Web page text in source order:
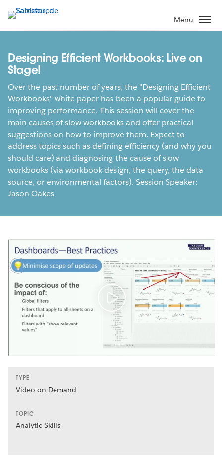
Aller
au
contenu
Menu
Designing Efficient Workbooks: Live on
Stage!
Over the past number of years, the "Designing Efficient
Workbooks" white paper has been a popular guide to
improving performance. This session will cover the
main causes of slow workbooks and offer practical
suggestions on how to improve them. Expect to
address topics such as defining efficiency (and why you
should care) and diagnosing the cause of slow
workbooks (via workbook design, the query, the data
source, or environmental factors). Session Speaker:
Jason Oakes
TYPE
Video on Demand
TOPIC
Analytic Skills